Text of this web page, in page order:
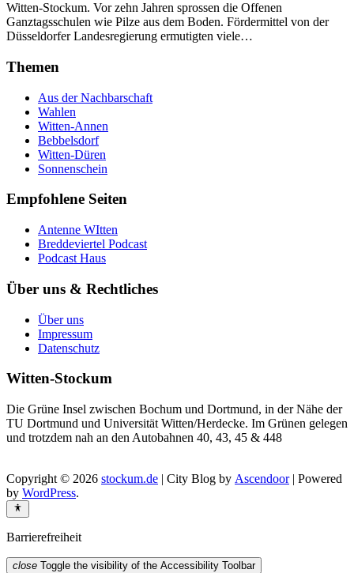
Witten-Stockum. Vor zehn Jahren sprossen die Offenen
Ganztagsschulen wie Pilze aus dem Boden. Fördermittel von der
Düsseldorfer Landesregierung ermutigten viele…
Themen
Aus der Nachbarschaft
Wahlen
Witten-Annen
Bebbelsdorf
Witten-Düren
Sonnenschein
Empfohlene Seiten
Antenne WItten
Breddeviertel Podcast
Podcast Haus
Über uns & Rechtliches
Über uns
Impressum
Datenschutz
Witten-Stockum
Die Grüne Insel zwischen Bochum und Dortmund, in der Nähe der
TU Dortmund und Universität Witten/Herdecke. Im Grünen gelegen
und trotzdem nah an den Autobahnen 40, 43, 45 & 448
Copyright © 2026 stockum.de | City Blog by Ascendoor| Powered
by WordPress.
Barrierefreiheit
close Toggle the visibility of the Accessibility Toolbar